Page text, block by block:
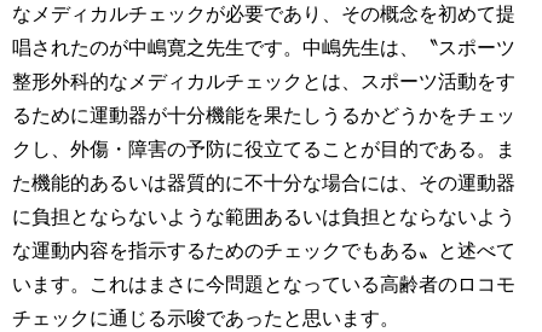
なメディカルチェックが必要であり、その概念を初めて提
唱されたのが中嶋寛之先生です。中嶋先生は、〝スポーツ
整形外科的なメディカルチェックとは、スポーツ活動をす
るために運動器が十分機能を果たしうるかどうかをチェッ
クし、外傷・障害の予防に役立てることが目的である。ま
た機能的あるいは器質的に不十分な場合には、その運動器
に負担とならないような範囲あるいは負担とならないよう
な運動内容を指示するためのチェックでもある〟と述べて
います。これはまさに今問題となっている高齢者のロコモ
チェックに通じる示唆であったと思います。